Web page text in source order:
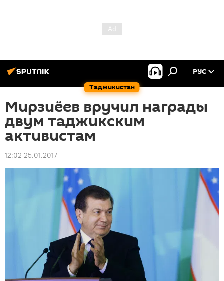
Таджикистан
РУС
Мирзиёев вручил награды
двум таджикским
активистам
12:02 25.01.2017